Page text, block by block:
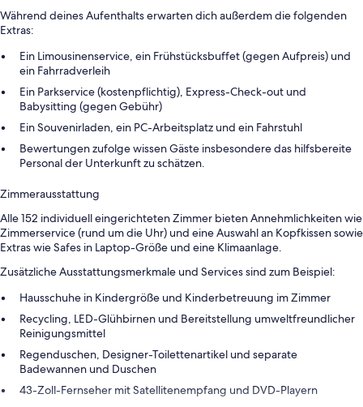
Während deines Aufenthalts erwarten dich außerdem die folgenden
Extras:
Ein Limousinenservice, ein Frühstücksbuffet (gegen Aufpreis) und
ein Fahrradverleih
Ein Parkservice (kostenpflichtig), Express-Check-out und
Babysitting (gegen Gebühr)
Ein Souvenirladen, ein PC-Arbeitsplatz und ein Fahrstuhl
Bewertungen zufolge wissen Gäste insbesondere das hilfsbereite
Personal der Unterkunft zu schätzen.
Zimmerausstattung
Alle 152 individuell eingerichteten Zimmer bieten Annehmlichkeiten wie
Zimmerservice (rund um die Uhr) und eine Auswahl an Kopfkissen sowie
Extras wie Safes in Laptop-Größe und eine Klimaanlage.
Zusätzliche Ausstattungsmerkmale und Services sind zum Beispiel:
Hausschuhe in Kindergröße und Kinderbetreuung im Zimmer
Recycling, LED-Glühbirnen und Bereitstellung umweltfreundlicher
Reinigungsmittel
Regenduschen, Designer-Toilettenartikel und separate
Badewannen und Duschen
43-Zoll-Fernseher mit Satellitenempfang und DVD-Playern